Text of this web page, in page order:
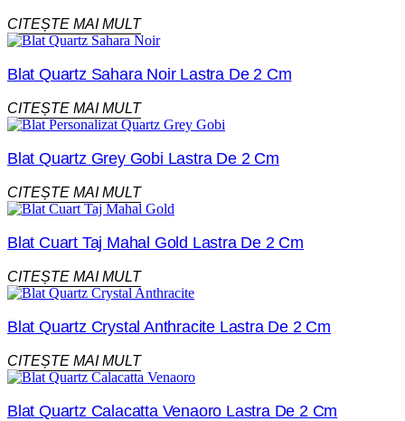
CITEȘTE MAI MULT
Blat Quartz Sahara Noir Lastra De 2 Cm
CITEȘTE MAI MULT
Blat Quartz Grey Gobi Lastra De 2 Cm
CITEȘTE MAI MULT
Blat Cuart Taj Mahal Gold Lastra De 2 Cm
CITEȘTE MAI MULT
Blat Quartz Crystal Anthracite Lastra De 2 Cm
CITEȘTE MAI MULT
Blat Quartz Calacatta Venaoro Lastra De 2 Cm